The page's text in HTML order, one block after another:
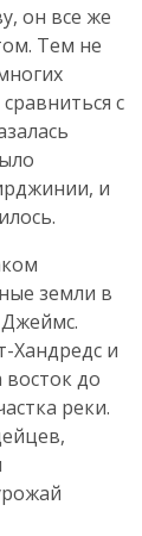
он все же
Тем не
с
и
земли в
Хандредс и
до
реки.